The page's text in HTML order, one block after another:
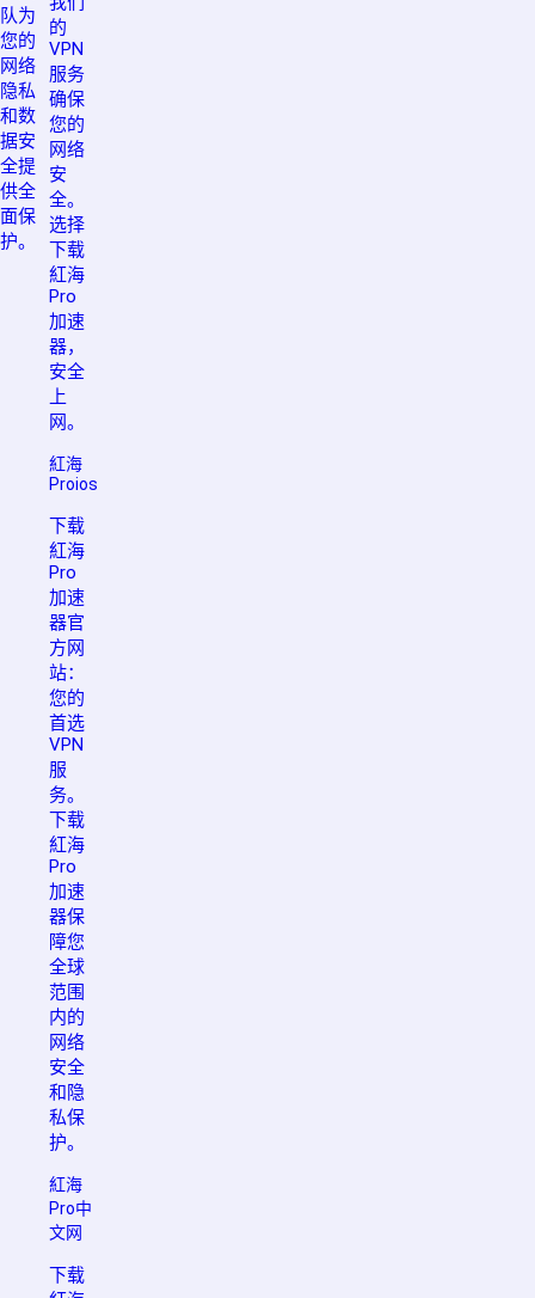
队为
您的
网络
隐私
和数
据安
全提
供全
面保
护。
的
VPN
服务
确保
您的
网络
安
全。
选择
下载
紅海
Pro
加速
器，
安全
上
网。
紅海
Proios
下载
紅海
Pro
加速
器官
方网
站：
您的
首选
VPN
服
务。
下载
紅海
Pro
加速
器保
障您
全球
范围
内的
网络
安全
和隐
私保
护。
紅海
Pro中
文网
下载